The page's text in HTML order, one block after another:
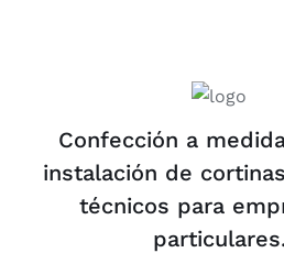
Confección a
instalación de
técnicos para